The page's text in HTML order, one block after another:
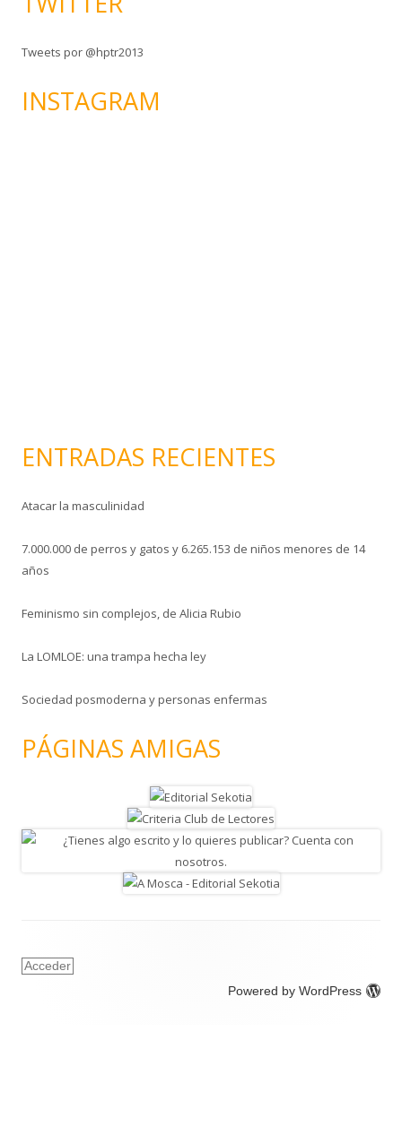
o
Tweets por @hptr2013
INSTAGRAM
ENTRADAS RECIENTES
Atacar la masculinidad
7.000.000 de perros y gatos y 6.265.153 de niños menores de 14
años
Feminismo sin complejos, de Alicia Rubio
La LOMLOE: una trampa hecha ley
Sociedad posmoderna y personas enfermas
PÁGINAS AMIGAS
Acceder
Powered by WordPress